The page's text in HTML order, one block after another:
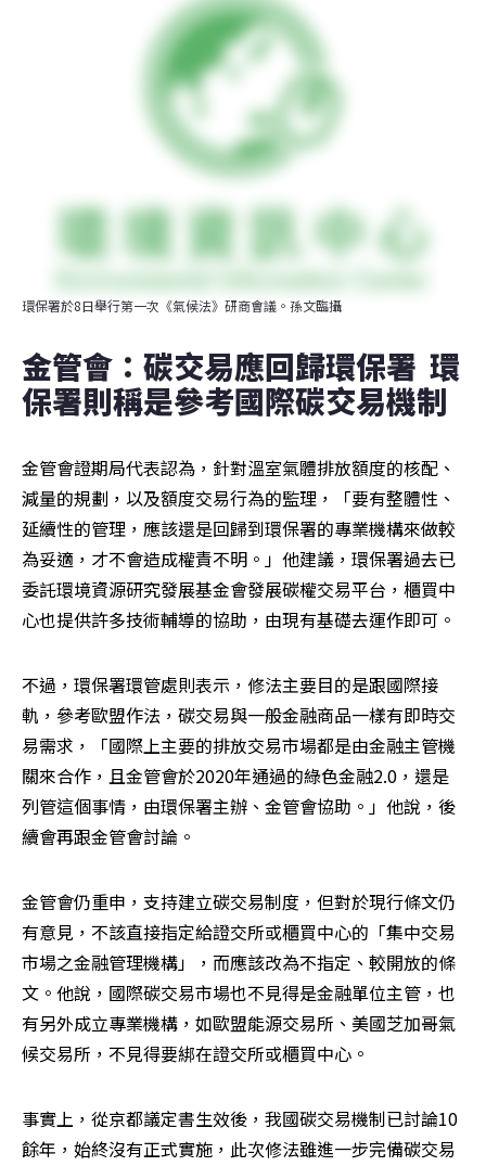
環保署於8日舉行第一次《氣候法》研商會議。孫文臨攝
金管會：碳交易應回歸環保署  環
保署則稱是參考國際碳交易機制
金管會證期局代表認為，針對溫室氣體排放額度的核配、
減量的規劃，以及額度交易行為的監理，「要有整體性、
延續性的管理，應該還是回歸到環保署的專業機構來做較
為妥適，才不會造成權責不明。」他建議，環保署過去已
委託環境資源研究發展基金會發展碳權交易平台，櫃買中
心也提供許多技術輔導的協助，由現有基礎去運作即可。
不過，環保署環管處則表示，修法主要目的是跟國際接
軌，參考歐盟作法，碳交易與一般金融商品一樣有即時交
易需求，「國際上主要的排放交易市場都是由金融主管機
關來合作，且金管會於2020年通過的綠色金融2.0，還是
列管這個事情，由環保署主辦、金管會協助。」他說，後
續會再跟金管會討論。
金管會仍重申，支持建立碳交易制度，但對於現行條文仍
有意見，不該直接指定給證交所或櫃買中心的「集中交易
市場之金融管理機構」，而應該改為不指定、較開放的條
文。他說，國際碳交易市場也不見得是金融單位主管，也
有另外成立專業機構，如歐盟能源交易所、美國芝加哥氣
候交易所，不見得要綁在證交所或櫃買中心。
事實上，從京都議定書生效後，我國碳交易機制已討論10
餘年，始終沒有正式實施，此次修法雖進一步完備碳交易